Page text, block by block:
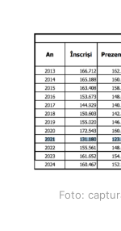
Foto: